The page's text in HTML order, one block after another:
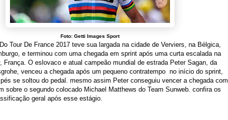
Foto: Getti Images Sport
Tour De France 2017 teve sua largada na cidade de Verviers, na Bélgica,
e terminou com uma chegada em sprint após uma curta escalada na
França. O eslovaco e atual campeão mundial de estrada Peter Sagan, da
venceu a chegada após um pequeno contratempo no início do sprint,
se soltou do pedal. mesmo assim Peter conseguiu vencer a chegada com
sobre o segundo colocado Michael Matthews do Team Sunweb. confira os
geral após esse estágio.